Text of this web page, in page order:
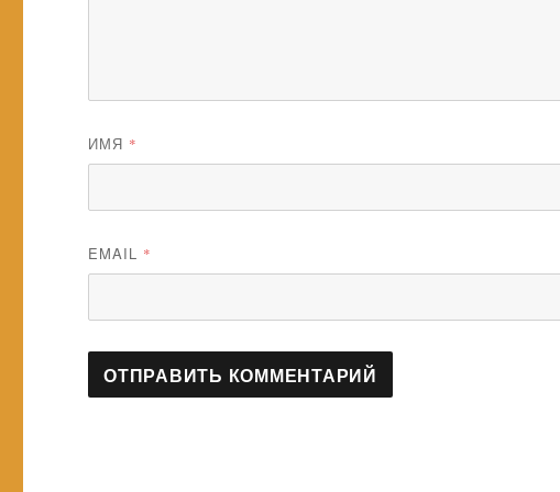
ИМЯ *
EMAIL *